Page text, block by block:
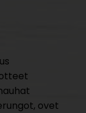
ovet